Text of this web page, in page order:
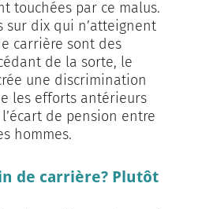
touchées par ce malus.
sur dix qui n’atteignent
carrière sont des
de la sorte, le
une discrimination
les efforts antérieurs
de pension entre
hommes.
de carrière? Plutôt